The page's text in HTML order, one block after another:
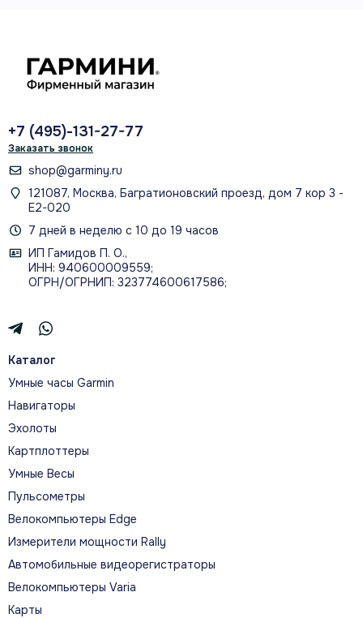
59 г
масса
ANT + 3 BLE
подключения
ТРЕНИРОВОЧНАЯ АНАЛИТИКА
Что измеряет и передаёт
HRM-Pro
Пульс в реальном времени
+7 (495)-131-27-77
Заказать звонок
shop@garminy.ru
121087, Москва, Багратионовский проезд, дом 7 кор 3 -
Е2-020
7 дней в неделю с 10 до 19 часов
ИП Гамидов П. О.,
ИНН: 940600009559;
ОГРН/ОГРНИП: 323774600617586;
Каталог
Умные часы Garmin
Навигаторы
Эхолоты
Картплоттеры
Умные Весы
Пульсометры
Велокомпьютеры Edge
Измерители мощности Rally
Автомобильные видеорегистраторы
Велокомпьютеры Varia
Карты